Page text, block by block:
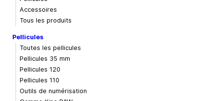
Accessoires
Tous les produits
Pellicules
Toutes les pellicules
Pellicules 35 mm
Pellicules 120
Pellicules 110
Outils de numérisation